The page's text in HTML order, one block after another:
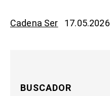
Cadena Ser 17.05.2026
BUSCADOR